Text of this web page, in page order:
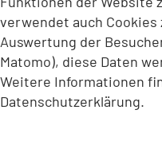
verwendet auch
Auswertung der
Matomo), diese Daten
Weitere Informationen
Datenschutzerklärung.